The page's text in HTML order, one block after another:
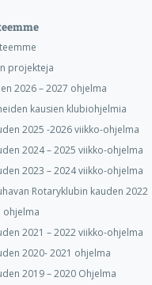
projekteja
2026 – 2027 ohjelma
kausien klubiohjelmia
2025 -2026 viikko-ohjelma
2024 – 2025 viikko-ohjelma
2023 – 2024 viikko-ohjelma
Rotaryklubin kauden 2022
ohjelma
2021 – 2022 viikko-ohjelma
2020- 2021 ohjelma
2019 – 2020 Ohjelma